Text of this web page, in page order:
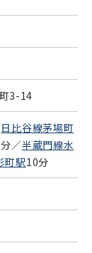
3-14
日比谷線茅場町
／半蔵門線水
町駅10分